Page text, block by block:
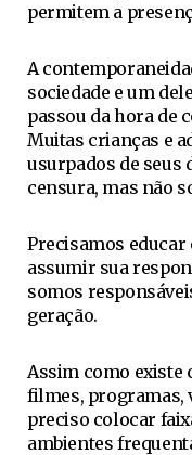
permitem a
A
sociedade e um
passou da hora de
Muitas crianças e
usurpados de seus
censura, mas não
Precisamos educar
assumir sua
somos
geração.
Assim como existe
filmes, programas,
preciso colocar
ambientes